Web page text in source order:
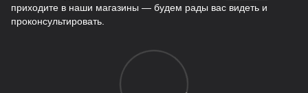
приходите в наши магазины — будем рады вас видеть и
проконсультировать.